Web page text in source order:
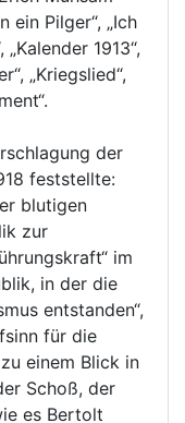
ein Pilger“, „Ich
1913“,
„Kriegslied“,
der
feststellte:
blutigen
zur
im
in der die
entstanden“,
für die
einem Blick in
Schoß, der
es Bertolt